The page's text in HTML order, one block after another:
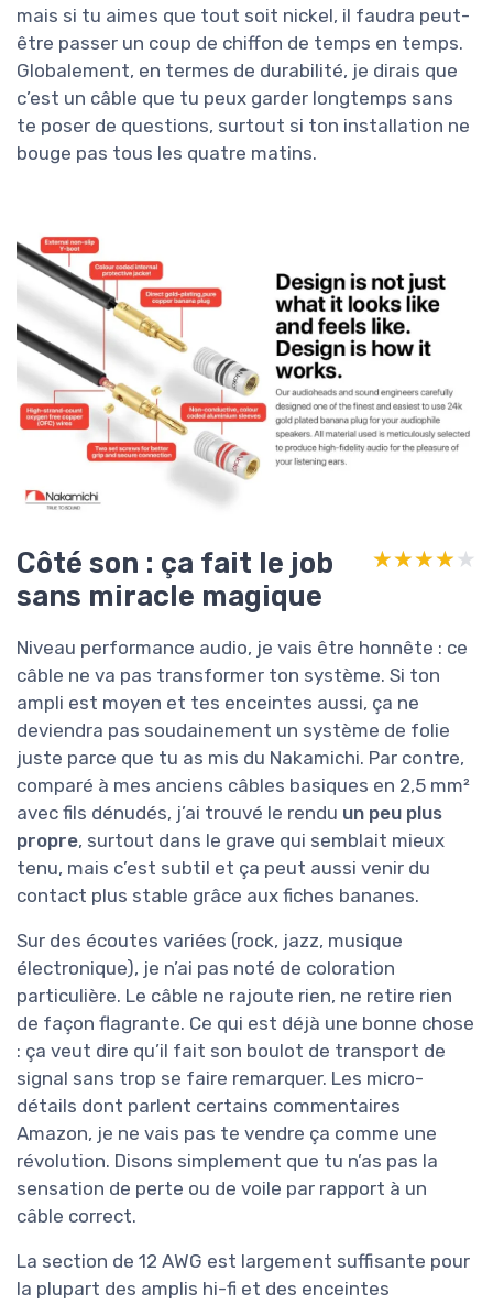
mais si tu aimes que tout soit nickel, il faudra peut-
être passer un coup de chiffon de temps en temps.
Globalement, en termes de durabilité, je dirais que
c’est un câble que tu peux garder longtemps sans
te poser de questions, surtout si ton installation ne
bouge pas tous les quatre matins.
Côté son : ça fait le job
sans miracle magique
★★★★★
★★★★★
Niveau performance audio, je vais être honnête : ce
câble ne va pas transformer ton système. Si ton
ampli est moyen et tes enceintes aussi, ça ne
deviendra pas soudainement un système de folie
juste parce que tu as mis du Nakamichi. Par contre,
comparé à mes anciens câbles basiques en 2,5 mm²
avec fils dénudés, j’ai trouvé le rendu un peu plus
propre, surtout dans le grave qui semblait mieux
tenu, mais c’est subtil et ça peut aussi venir du
contact plus stable grâce aux fiches bananes.
Sur des écoutes variées (rock, jazz, musique
électronique), je n’ai pas noté de coloration
particulière. Le câble ne rajoute rien, ne retire rien
de façon flagrante. Ce qui est déjà une bonne chose
: ça veut dire qu’il fait son boulot de transport de
signal sans trop se faire remarquer. Les micro-
détails dont parlent certains commentaires
Amazon, je ne vais pas te vendre ça comme une
révolution. Disons simplement que tu n’as pas la
sensation de perte ou de voile par rapport à un
câble correct.
La section de 12 AWG est largement suffisante pour
la plupart des amplis hi-fi et des enceintes